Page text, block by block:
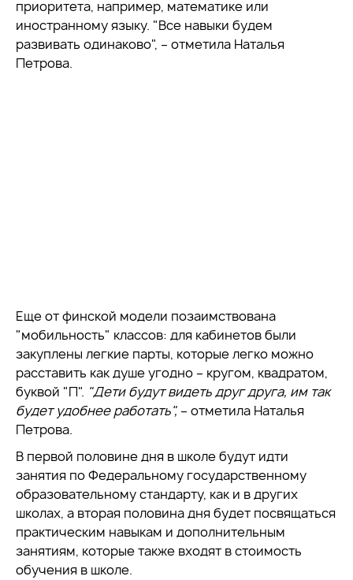
приоритета, например, математике или
иностранному языку. "Все навыки будем
развивать одинаково", – отметила Наталья
Петрова.
Еще от финской модели позаимствована
"мобильность" классов: для кабинетов были
закуплены легкие парты, которые легко можно
расставить как душе угодно – кругом, квадратом,
буквой "П". "Дети будут видеть друг друга, им так
будет удобнее работать", – отметила Наталья
Петрова.
В первой половине дня в школе будут идти
занятия по Федеральному государственному
образовательному стандарту, как и в других
школах, а вторая половина дня будет посвящаться
практическим навыкам и дополнительным
занятиям, которые также входят в стоимость
обучения в школе.